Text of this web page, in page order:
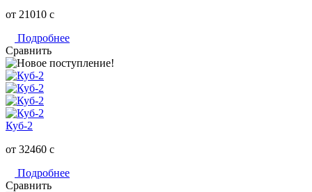
от 21010 c
Подробнее
Сравнить
Куб-2
от 32460 c
Подробнее
Сравнить